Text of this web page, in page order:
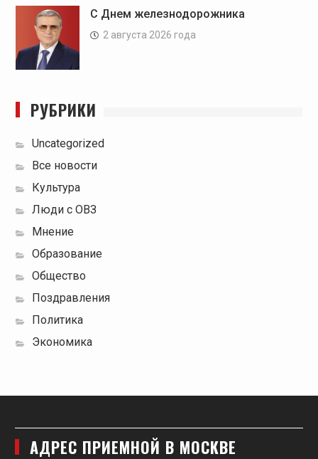
С Днем железнодорожника
2 августа 2026 года
РУБРИКИ
Uncategorized
Все новости
Культура
Люди с ОВЗ
Мнение
Образование
Общество
Поздравления
Политика
Экономика
АДРЕС ПРИЕМНОЙ В МОСКВЕ